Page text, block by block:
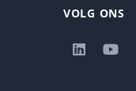
VOLG ONS